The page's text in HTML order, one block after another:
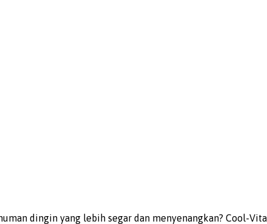
dingin yang lebih segar dan menyenangkan?